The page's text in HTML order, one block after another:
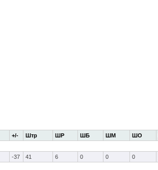
+/- Штр ШР ШБ ШМ ШО
-37 41 6 0 0 0